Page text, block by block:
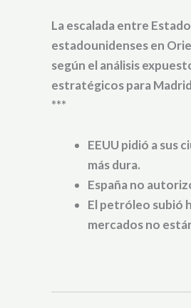
La escalada entre
estadounidenses en
según el análisis
estratégicos para
***
EEUU pidió a sus
más dura.
España no
El petróleo subió
mercados no